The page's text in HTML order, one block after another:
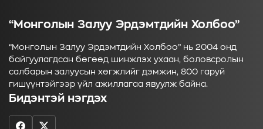
“Монголын Залуу Эрдэмтдийн Холбоо”
“Монголын Залуу Эрдэмтдийн Холбоо” нь 2004 онд
байгуулагдсан бөгөөд шинжлэх ухаан, боловсролын
салбарын залуусын хөгжлийг дэмжин, 800 гаруй
гишүүнтэйгээр үйл ажиллагаа явуулж байна.
Бидэнтэй нэгдэх